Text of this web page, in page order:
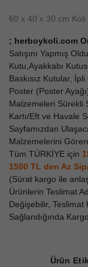
60 x 40 x 30 cm Koli
; herboykoli.com
Satışını Yapmış
Kutu,Ayakkabı
Baskısız Kutular,
Poster (Poster
Malzemeleri Sürekli
Kartı/Eft ve Havale
Sayfamızdan
Malzemelerini
Tüm TÜRKİYE için
1500 TL den Az
(Sürat kargo ile
Ürünlerin Teslimat
Değişebilir, Teslimat
Sağlandığında
Ürün